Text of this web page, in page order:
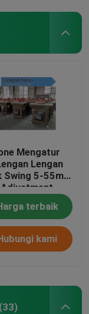
Mengatur
Lengan
Swing 5-55mm
terbaik
kami
(33)